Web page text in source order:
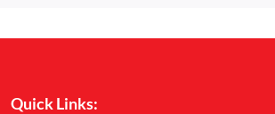
Quick Links: